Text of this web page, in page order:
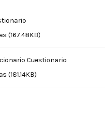
(167.48KB)
Cuestionario
(181.14KB)